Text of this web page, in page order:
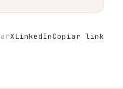
XLinkedInCopiar link